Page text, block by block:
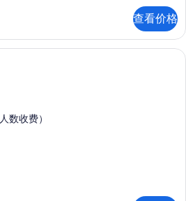
查看价格
高级套房, 1 间卧室 | 客厅 | 电视、收费
数收费）